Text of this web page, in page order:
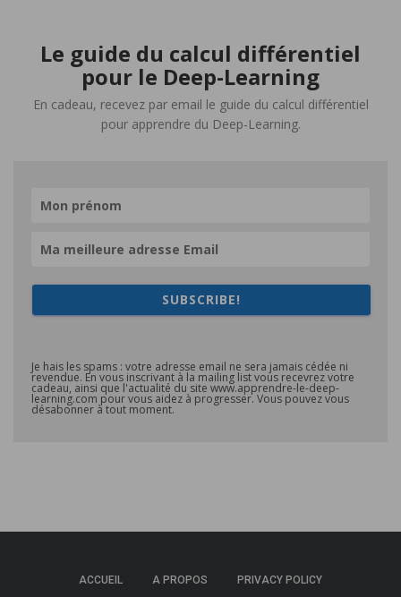
Le guide du calcul différentiel
pour le Deep-Learning
En cadeau, recevez par email le guide du calcul différentiel
pour apprendre du Deep-Learning.
SUBSCRIBE!
Je hais les spams : votre adresse email ne sera jamais cédée ni
revendue. En vous inscrivant à la mailing list vous recevrez votre
cadeau, ainsi que l'actualité du site www.apprendre-le-deep-
learning.com pour vous aidez à progresser. Vous pouvez vous
désabonner à tout moment.
ACCUEIL A PROPOS PRIVACY POLICY